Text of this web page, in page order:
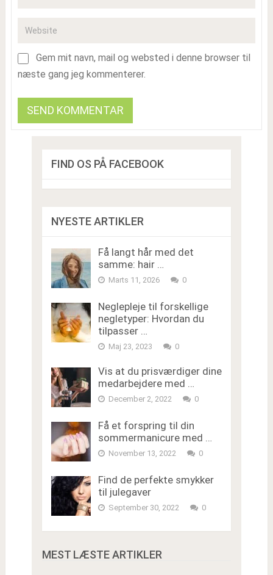
Gem mit navn, mail og websted i denne browser til
næste gang jeg kommenterer.
FIND OS PÅ FACEBOOK
NYESTE ARTIKLER
Få langt hår med det
samme: hair …
Marts 11, 2026 0
Neglepleje til forskellige
negletyper: Hvordan du
tilpasser …
Maj 23, 2023 0
Vis at du prisværdiger dine
medarbejdere med …
December 2, 2022 0
Få et forspring til din
sommermanicure med …
November 13, 2022 0
Find de perfekte smykker
til julegaver
September 30, 2022 0
MEST LÆSTE ARTIKLER